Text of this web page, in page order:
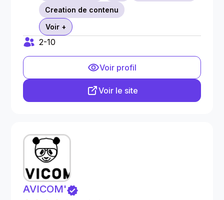
Creation de contenu
Voir +
2-10
Voir profil
Voir le site
AVICOM'